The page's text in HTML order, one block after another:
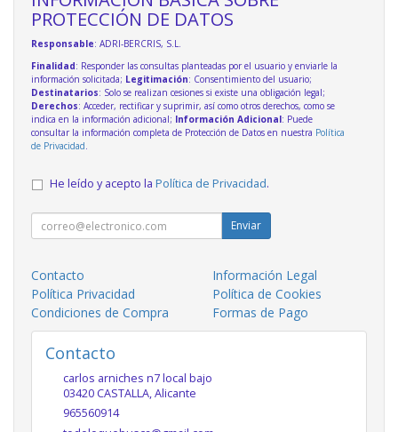
PROTECCIÓN DE DATOS
Responsable: ADRI-BERCRIS, S.L.
Finalidad: Responder las consultas planteadas por el usuario y enviarle la
información solicitada; Legitimación: Consentimiento del usuario;
Destinatarios: Solo se realizan cesiones si existe una obligación legal;
Derechos: Acceder, rectificar y suprimir, así como otros derechos, como se
indica en la información adicional; Información Adicional: Puede
consultar la información completa de Protección de Datos en nuestra Política
de Privacidad.
He leído y acepto la Política de Privacidad.
Enviar
Contacto
Información Legal
Política Privacidad
Política de Cookies
Condiciones de Compra
Formas de Pago
Contacto
carlos arniches n7 local bajo
03420 CASTALLA,Alicante
965560914